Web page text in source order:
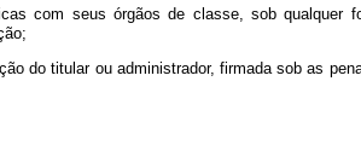
com seus órgãos de classe, sob
do titular ou administrador, firmada sob as